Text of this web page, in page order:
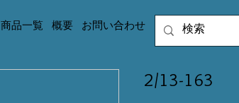
商品一覧 概要 お問い合わせ
2/13-163